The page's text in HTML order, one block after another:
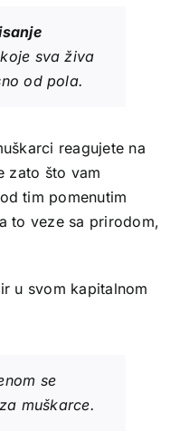
sva živa
od pola.
reagujete na
zato što vam
tim pomenutim
to veze sa prirodom,
u svom kapitalnom
se
muškarce.